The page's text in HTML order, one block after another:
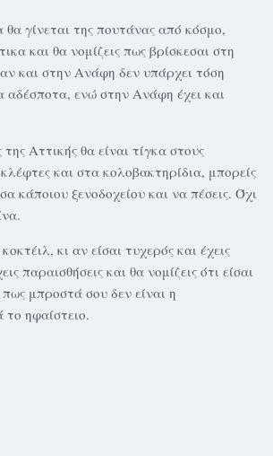
γίνεται της πουτάνας από κόσμο,
και θα νομίζεις πως βρίσκεσαι στη
και στην Ανάφη δεν υπάρχει τόση
ενώ στην Ανάφη έχει και
Αττικής θα είναι τίγκα στους
και στα κολοβακτηρίδια, μπορείς
κάποιου ξενοδοχείου και να πέσεις. Όχι
κι αν είσαι τυχερός και έχεις
παραισθήσεις και θα νομίζεις ότι είσαι
μπροστά σου δεν είναι η
ηφαίστειο.